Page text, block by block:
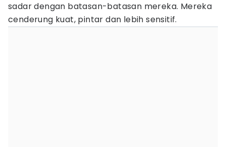
sadar dengan batasan-batasan mereka. Mereka
cenderung kuat, pintar dan lebih sensitif.